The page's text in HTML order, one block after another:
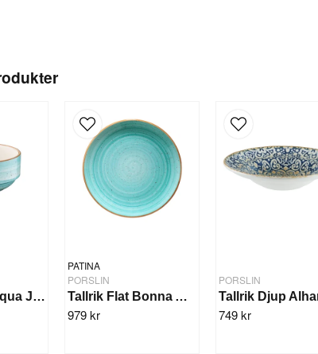
Skål Bonna Aqua Joker 14cm/12st
PATINA
PORSLIN
Tallrik Flat Bonna Aqua 30cm/6st
979 kr
PORSLIN
749 kr